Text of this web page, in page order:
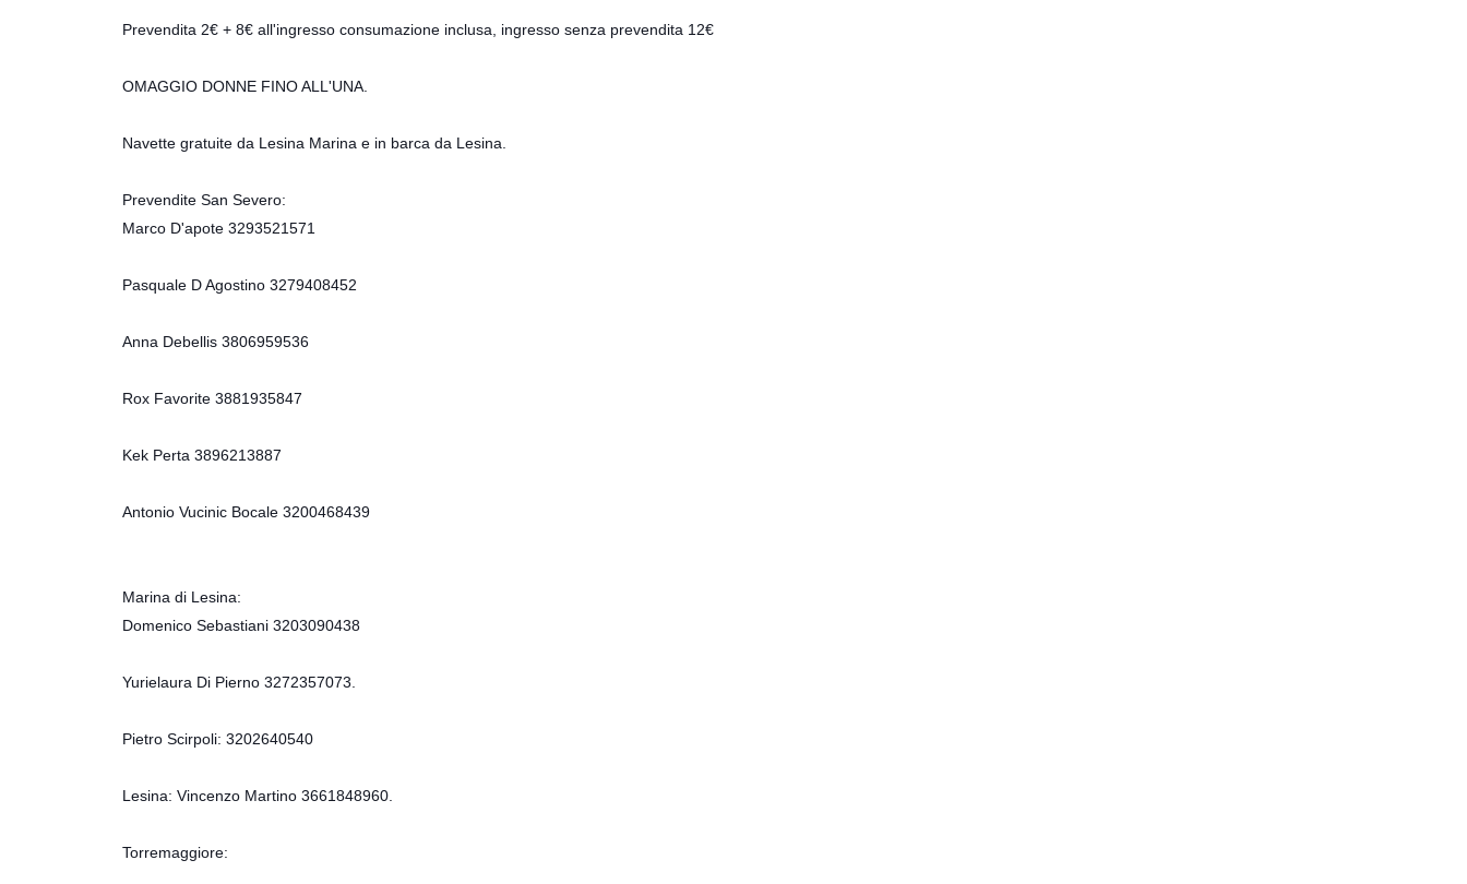
Prevendita 2€ + 8€ all'ingresso consumazione inclusa, ingresso senza prevendita 12€
OMAGGIO DONNE FINO ALL'UNA.
Navette gratuite da Lesina Marina e in barca da Lesina.
Prevendite San Severo:
Marco D'apote 3293521571
Pasquale D Agostino 3279408452
Anna Debellis 3806959536
Rox Favorite 3881935847
Kek Perta 3896213887
Antonio Vucinic Bocale 3200468439
Marina di Lesina:
Domenico Sebastiani 3203090438
Yurielaura Di Pierno 3272357073.
Pietro Scirpoli: 3202640540
Lesina: Vincenzo Martino 3661848960.
Torremaggiore: